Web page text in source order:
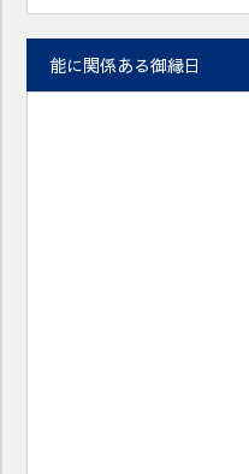
能に関係ある御縁日